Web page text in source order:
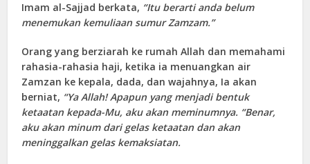
Imam al-Sajjad berkata, “Itu berarti anda belum
menemukan kemuliaan sumur Zamzam.”
Orang yang berziarah ke rumah Allah dan memahami
rahasia-rahasia haji, ketika ia menuangkan air
Zamzan ke kepala, dada, dan wajahnya, Ia akan
berniat, “Ya Allah! Apapun yang menjadi bentuk
ketaatan kepada-Mu, aku akan meminumnya. “Benar,
aku akan minum dari gelas ketaatan dan akan
meninggalkan gelas kemaksiatan.